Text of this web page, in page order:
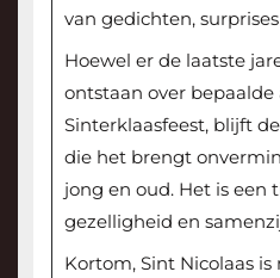
van gedichten,
Hoewel er de laatste
ontstaan over
Sinterklaasfeest, blijft
die het brengt
jong en oud. Het is een
gezelligheid en
Kortom, Sint Nicolaas